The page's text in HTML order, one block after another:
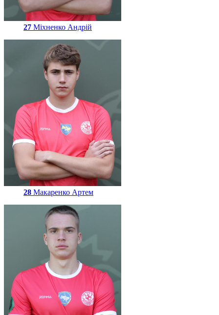
27 Міхненко Андрій
28 Макаренко Артем